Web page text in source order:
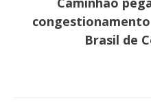
Brasil de